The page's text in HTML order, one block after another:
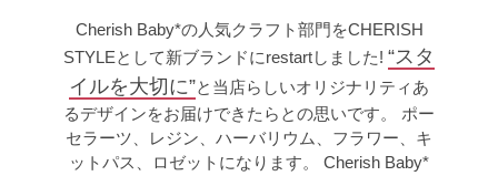
Cherish Baby*の人気クラフト部門をCHERISH
STYLEとして新ブランドにrestartしました! “スタ
イルを大切に”と当店らしいオリジナリティあ
るデザインをお届けできたらとの思いです。
ポー
セラーツ、レジン、ハーバリウム、フラワー、キ
ットパス、ロゼットになります。
Cherish Baby*